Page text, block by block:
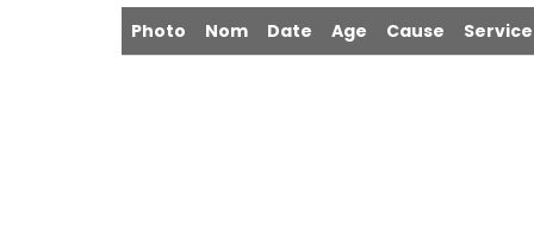
Photo Nom Date Age Cause Service